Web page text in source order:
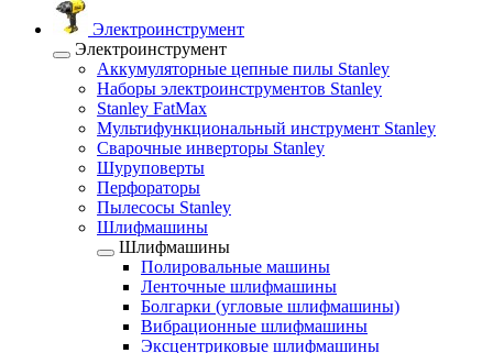
Электроинструмент
Электроинструмент
Аккумуляторные цепные пилы Stanley
Наборы электроинструментов Stanley
Stanley FatMax
Мультифункциональный инструмент Stanley
Сварочные инверторы Stanley
Шуруповерты
Перфораторы
Пылесосы Stanley
Шлифмашины
Шлифмашины
Полировальные машины
Ленточные шлифмашины
Болгарки (угловые шлифмашины)
Вибрационные шлифмашины
Эксцентриковые шлифмашины